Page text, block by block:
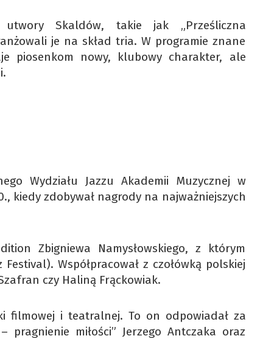
Skaldów, takie jak „Prześliczna
je na skład tria. W programie znane
piosenkom nowy, klubowy charakter, ale
Wydziału Jazzu Akademii Muzycznej w
kiedy zdobywał nagrody na najważniejszych
Zbigniewa Namysłowskiego, z którym
Współpracował z czołówką polskiej
czy Haliną Frąckowiak.
filmowej i teatralnej. To on odpowiadał za
miłości” Jerzego Antczaka oraz